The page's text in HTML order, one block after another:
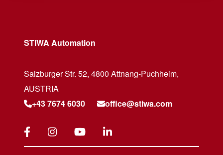
STIWA Automation
Salzburger Str. 52, 4800 Attnang-Puchheim,
AUSTRIA
+43 7674 6030
office@stiwa.com